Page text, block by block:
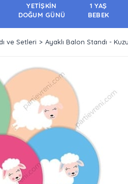
YETİŞKİN
DOĞUM GÜNÜ
1 YAŞ
BEBEK
ve Setleri Ayaklı Balon Standı -